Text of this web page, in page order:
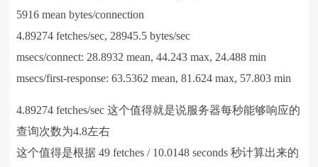
5916 mean bytes/connection
4.89274 fetches/sec, 28945.5 bytes/sec
msecs/connect: 28.8932 mean, 44.243 max, 24.488 min
msecs/first-response: 63.5362 mean, 81.624 max, 57.803 min
4.89274 fetches/sec 这个值得就是说服务器每秒能够响应的
查询次数为4.8左右
这个值得是根据 49 fetches / 10.0148 seconds 秒计算出来的